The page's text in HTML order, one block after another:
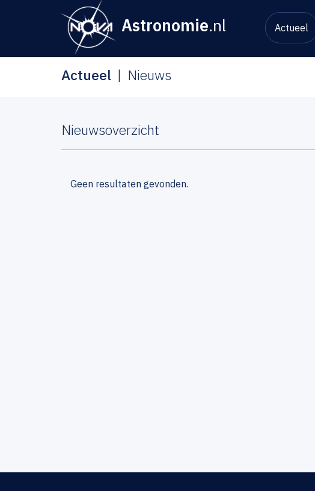
Astronomie.nl Actueel
Actueel Nieuws
Nieuwsoverzicht
Geen resultaten gevonden.